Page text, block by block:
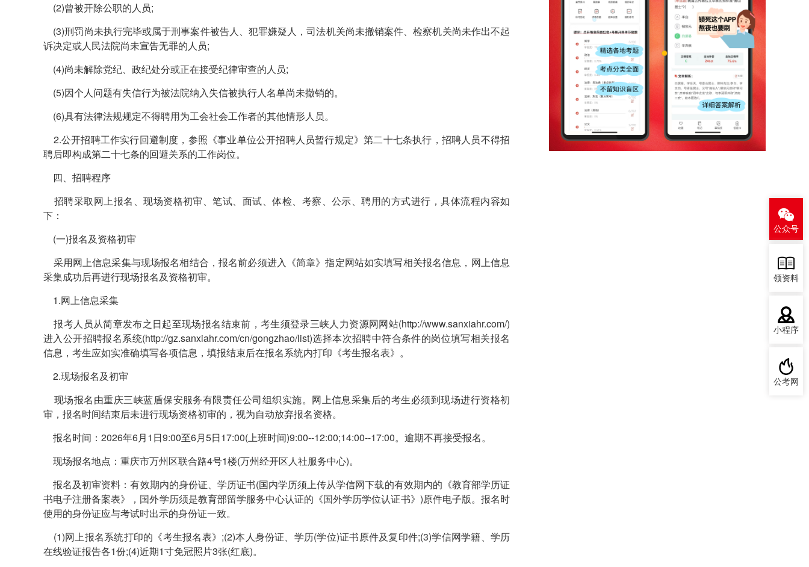
(2)曾被开除公职的人员;
(3)刑罚尚未执行完毕或属于刑事案件被告人、犯罪嫌疑人，司法机关尚未撤销案件、检察机关尚未作出不起
诉决定或人民法院尚未宣告无罪的人员;
(4)尚未解除党纪、政纪处分或正在接受纪律审查的人员;
(5)因个人问题有失信行为被法院纳入失信被执行人名单尚未撤销的。
(6)具有法律法规规定不得聘用为工会社会工作者的其他情形人员。
2.公开招聘工作实行回避制度，参照《事业单位公开招聘人员暂行规定》第二十七条执行，招聘人员不得招
聘后即构成第二十七条的回避关系的工作岗位。
四、招聘程序
招聘采取网上报名、现场资格初审、笔试、面试、体检、考察、公示、聘用的方式进行，具体流程内容如
下：
(一)报名及资格初审
采用网上信息采集与现场报名相结合，报名前必须进入《简章》指定网站如实填写相关报名信息，网上信息
采集成功后再进行现场报名及资格初审。
1.网上信息采集
报考人员从简章发布之日起至现场报名结束前，考生须登录三峡人力资源网网站(http://www.sanxiahr.com/)
进入公开招聘报名系统(http://gz.sanxiahr.com/cn/gongzhao/list)选择本次招聘中符合条件的岗位填写相关报名
信息，考生应如实准确填写各项信息，填报结束后在报名系统内打印《考生报名表》。
2.现场报名及初审
现场报名由重庆三峡蓝盾保安服务有限责任公司组织实施。网上信息采集后的考生必须到现场进行资格初
审，报名时间结束后未进行现场资格初审的，视为自动放弃报名资格。
报名时间：2026年6月1日9:00至6月5日17:00(上班时间)9:00--12:00;14:00--17:00。逾期不再接受报名。
现场报名地点：重庆市万州区联合路4号1楼(万州经开区人社服务中心)。
报名及初审资料：有效期内的身份证、学历证书(国内学历须上传从学信网下载的有效期内的《教育部学历证
书电子注册备案表》，国外学历须是教育部留学服务中心认证的《国外学历学位认证书》)原件电子版。报名时
使用的身份证应与考试时出示的身份证一致。
(1)网上报名系统打印的《考生报名表》;(2)本人身份证、学历(学位)证书原件及复印件;(3)学信网学籍、学历
在线验证报告各1份;(4)近期1寸免冠照片3张(红底)。
公众号
领资料
小程序
公考网